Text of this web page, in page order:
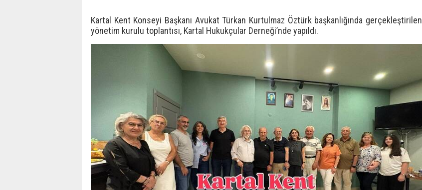
Kartal Kent Konseyi Başkanı Avukat Türkan Kurtulmaz Öztürk başkanlığında gerçekleştirilen
yönetim kurulu toplantısı, Kartal Hukukçular Derneği’nde yapıldı.